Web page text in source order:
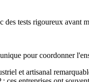
des tests rigoureux avant
pour coordonner
et artisanal